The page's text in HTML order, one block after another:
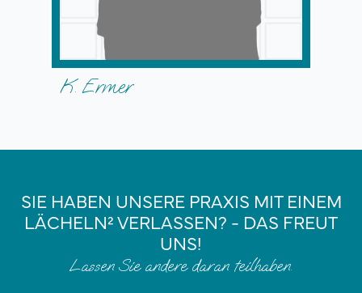
K. Ermer
SIE HABEN UNSERE PRAXIS MIT EINEM
LÄCHELN² VERLASSEN? - DAS FREUT
UNS!
Lassen Sie andere daran teilhaben.